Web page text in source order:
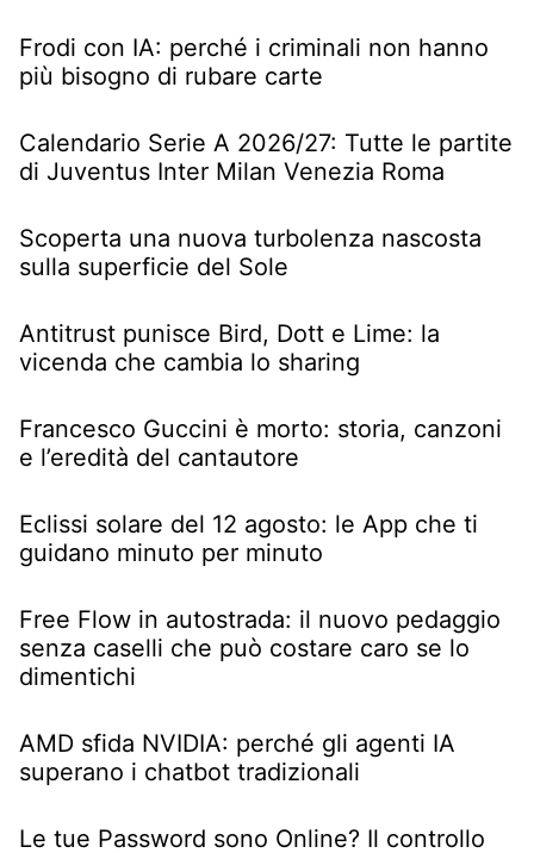
Frodi con IA: perché i criminali non hanno
più bisogno di rubare carte
Calendario Serie A 2026/27: Tutte le partite
di Juventus Inter Milan Venezia Roma
Scoperta una nuova turbolenza nascosta
sulla superficie del Sole
Antitrust punisce Bird, Dott e Lime: la
vicenda che cambia lo sharing
Francesco Guccini è morto: storia, canzoni
e l’eredità del cantautore
Eclissi solare del 12 agosto: le App che ti
guidano minuto per minuto
Free Flow in autostrada: il nuovo pedaggio
senza caselli che può costare caro se lo
dimentichi
AMD sfida NVIDIA: perché gli agenti IA
superano i chatbot tradizionali
Le tue Password sono Online? Il controllo